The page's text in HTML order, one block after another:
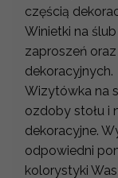
częścią
Winietki na
zaproszeń
dekoracyjnych.
Wizytówka na
ozdoby stołu i
dekoracyjne.
odpowiedni
kolorystyki